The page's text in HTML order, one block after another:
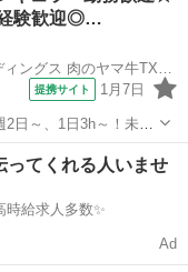
験歓迎◎…
株式会社 トリドールホールディングス 肉のヤマ牛TXアベニュー八潮店
提携サイト 1月7日
日～、1日3h～！未経
迎 ★1食120円で800円
ってくれる人いませ
不要！高時給求人多数✨
Ad